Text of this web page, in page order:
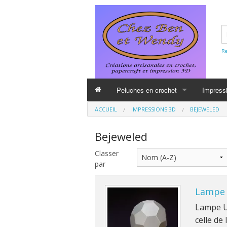
Peluches en crochet
Kirby
Pokemon
Metroid
Super
Metroid
ACCUEIL IMPRESSIONS 3D BEJEWELED
Bejeweled
Classer
par
Lampe
celle de